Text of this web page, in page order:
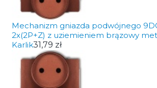
Mechanizm gniazda podwójnego
2x(2P+Z) z uziemieniem brązowy
Karlik31,79 zł